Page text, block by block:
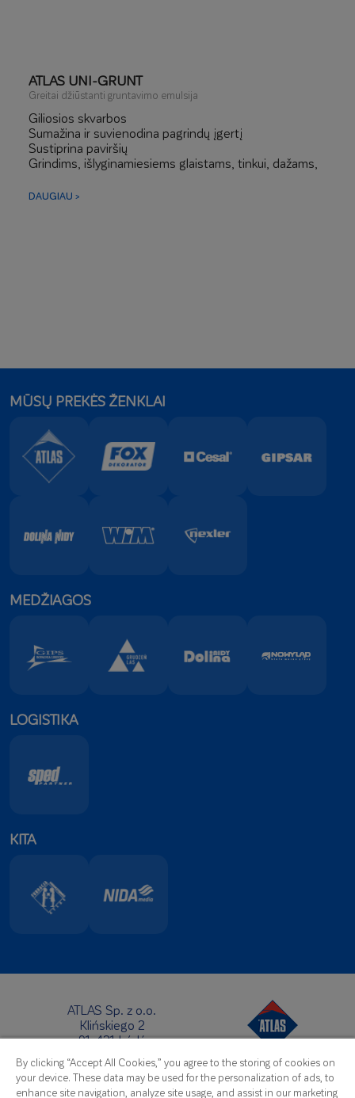
ATLAS UNI-GRUNT
Greitai džiūstanti gruntavimo emulsija
Giliosios skvarbos
Sumažina ir suvienodina pagrindų įgertį
Sustiprina paviršių
Grindims, išlyginamiesiems glaistams, tinkui, dažams,
Galima skiesti
DAUGIAU >
MŪSŲ PREKĖS ŽENKLAI
MEDŽIAGOS
LOGISTIKA
KITA
ATLAS Sp. z o.o.
Klińskiego 2
91-421 Łódź
Centrinė būstinė:
Telefonas:+48 42 631 88 00
Faksas: +48 42 631 88 88
By clicking “Accept All Cookies,” you agree to the storing of cookies on
your device. These data may be used for the personalization of ads, to
enhance site navigation, analyze site usage, and assist in our marketing